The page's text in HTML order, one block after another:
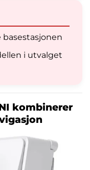
basestasjonen
i utvalget
kombinerer